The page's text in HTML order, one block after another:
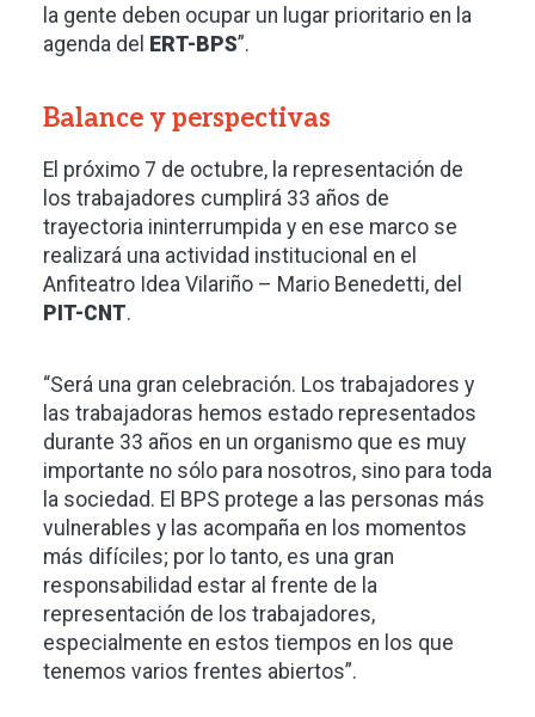
la gente deben ocupar un lugar prioritario en la
agenda del
ERT-BPS”.
Balance y perspectivas
El próximo 7 de octubre, la representación de
los trabajadores cumplirá 33 años de
trayectoria ininterrumpida y en ese marco se
realizará una actividad institucional en el
Anfiteatro Idea Vilariño – Mario Benedetti, del
PIT-CNT.
“Será una gran celebración. Los trabajadores y
las trabajadoras hemos estado representados
durante 33 años en un organismo que es muy
importante no sólo para nosotros, sino para toda
la sociedad. El BPS protege a las personas más
vulnerables y las acompaña en los momentos
más difíciles; por lo tanto, es una gran
responsabilidad estar al frente de la
representación de los trabajadores,
especialmente en estos tiempos en los que
tenemos varios frentes abiertos”.